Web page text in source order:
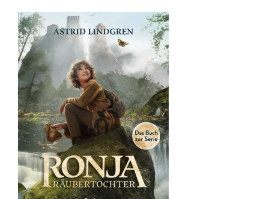
Shadow
–
Sisters
of
Fire
and
Fury“